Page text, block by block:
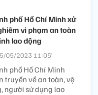
phố Hồ Chí Minh xử
vi phạm an toàn
lao động
05/2023 11:05’
phố Hồ Chí Minh
truyền về an toàn, vệ
người sử dụng lao